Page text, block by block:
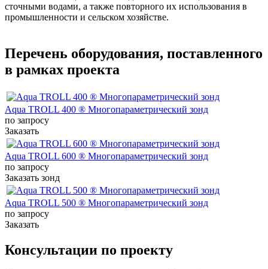
сточными водами, а также повторного их использования в
промышленности и сельском хозяйстве.
Перечень оборудования, поставленного
в рамках проекта
Aqua TROLL 400 ® Многопараметрический зонд
по запросу
Заказать
Aqua TROLL 600 ® Многопараметрический зонд
по запросу
Заказать зонд
Aqua TROLL 500 ® Многопараметрический зонд
по запросу
Заказать
Консультации по проекту